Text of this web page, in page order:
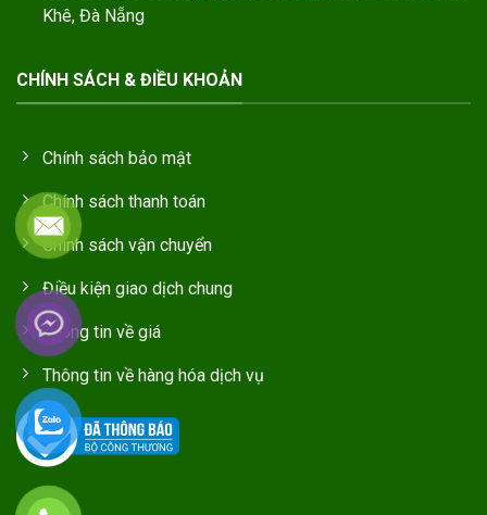
Khê, Đà Nẵng
CHÍNH SÁCH & ĐIỀU KHOẢN
Chính sách bảo mật
Chính sách thanh toán
Chính sách vận chuyển
Điều kiện giao dịch chung
Thông tin về giá
Thông tin về hàng hóa dịch vụ